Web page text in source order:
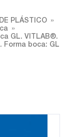
PLÁSTICO
GL. VITLAB®.
Forma boca: GL